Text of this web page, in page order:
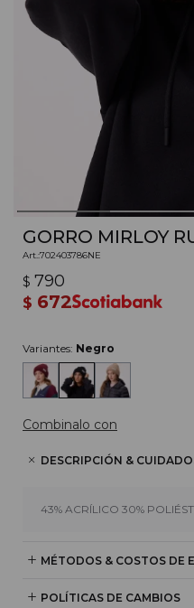
GORRO MIRLOY
702403786NE
$ 790
$ 672
Variantes: Negro
Combinalo con
DESCRIPCIÓN &
43% ACRÍLICO 30%
MÉTODOS & COSTOS DE
POLÍTICAS DE CAMBIOS